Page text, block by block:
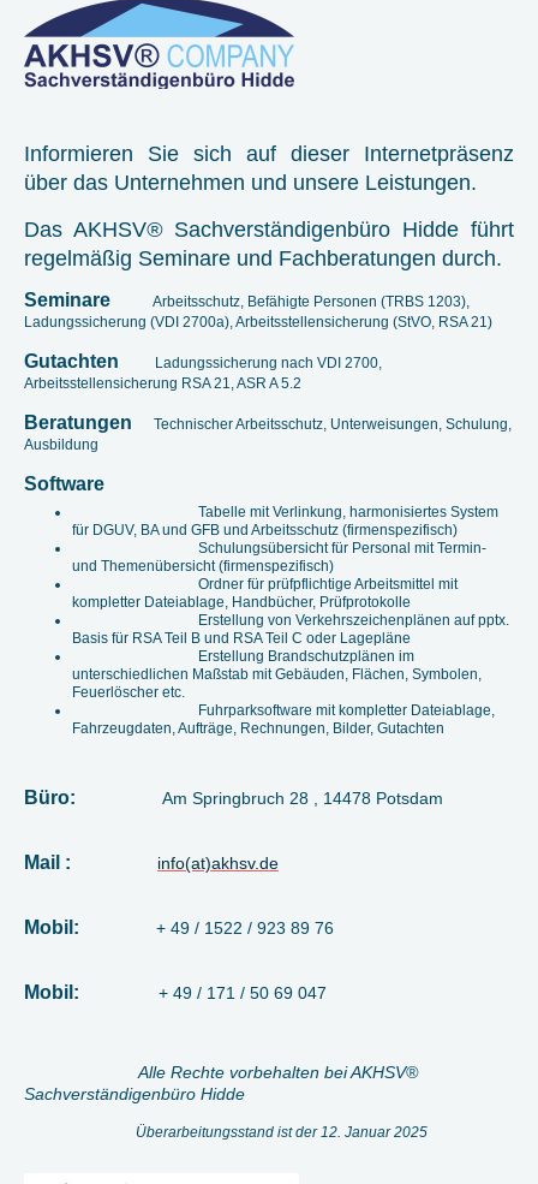
Informieren Sie sich auf dieser Internetpräsenz
über das Unternehmen und unsere Leistungen.
Das AKHSV®Sachverständigenbüro Hidde führt
regelmäßig Seminare und Fachberatungen durch.
Seminare
Arbeitsschutz, Befähigte Personen (TRBS 1203),
Ladungssicherung (VDI 2700a), Arbeitsstellensicherung (StVO, RSA 21)
Gutachten Ladungssicherung nach VDI 2700,
Arbeitsstellensicherung RSA 21, ASR A 5.2
Beratungen Technischer Arbeitsschutz, Unterweisungen, Schulung,
Ausbildung
Software
Tabelle mit Verlinkung, harmonisiertes System
für DGUV, BA und GFB und Arbeitsschutz (firmenspezifisch)
Schulungsübersicht für Personal mit Termin-
und Themenübersicht (firmenspezifisch)
Ordner für prüfpflichtige Arbeitsmittel mit
kompletter Dateiablage, Handbücher, Prüfprotokolle
Erstellung von Verkehrszeichenplänen auf pptx.
Basis für RSA Teil B und RSA Teil C oder Lagepläne
Erstellung Brandschutzplänen im
unterschiedlichen Maßstab mit Gebäuden, Flächen, Symbolen,
Feuerlöscher etc.
Fuhrparksoftware mit kompletter Dateiablage,
Fahrzeugdaten, Aufträge, Rechnungen, Bilder, Gutachten
Büro: Am Springbruch 28 , 14478 Potsdam
Mail : info(at)akhsv.de
Mobil: + 49 / 1522 / 923 89 76
Mobil: + 49 / 171 / 50 69 047
Alle Rechte vorbehalten bei AKHSV®
Sachverständigenbüro Hidde
Überarbeitungsstand ist der 12. Januar 2025